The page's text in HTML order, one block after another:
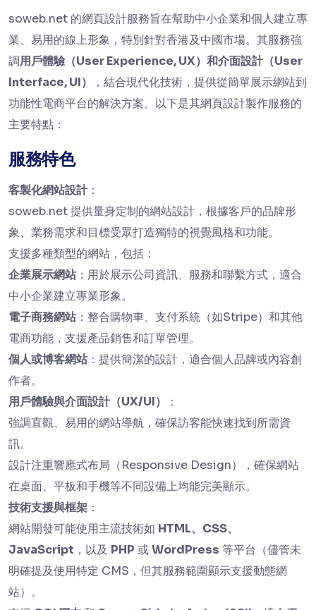
soweb.net 的網頁設計服務旨在幫助中小企業和個人建立專
業、易用的線上形象，特別針對香港及中國市場。其服務強
調用戶體驗（User Experience, UX）和介面設計（User
Interface, UI）
，結合現代化技術，提供從簡單展示網站到
功能性電商平台的解決方案。以下是其網頁設計製作服務的
主要特點：
服務特色
客製化網站設計：
soweb.net 提供量身定制的網站設計，根據客戶的品牌形
象、業務需求和目標受眾打造獨特的視覺風格和功能。
支援多種類型的網站，包括：
企業展示網站：用於展示公司資訊、服務和聯繫方式，適合
中小企業建立專業形象。
電子商務網站：整合購物車、支付系統（如Stripe）和其他
電商功能，支援產品銷售和訂單管理。
個人或博客網站：提供簡潔的設計，適合個人品牌或內容創
作者。
用戶體驗與介面設計（UX/UI）
：
強調直觀、易用的網站導航，確保訪客能快速找到所需資
訊。
設計注重響應式布局（Responsive Design），確保網站
在桌面、平板和手機等不同設備上均能完美顯示。
技術支援與框架 ：
網站開發可能使用主流技術如 HTML、CSS、
JavaScript ，以及 PHP 或WordPress 等平台（儘管未
明確提及使用特定 CMS，但其服務範圍顯示支援動態網
站）。